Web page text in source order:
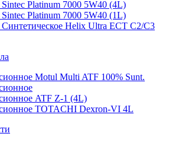
Platinum 7000 5W40 (4L)
Platinum 7000 5W40 (1L)
Helix Ultra ECT C2/C3
Motul Multi ATF 100% Sunt.
ATF Z-1 (4L)
TOTACHI Dexron-VI 4L